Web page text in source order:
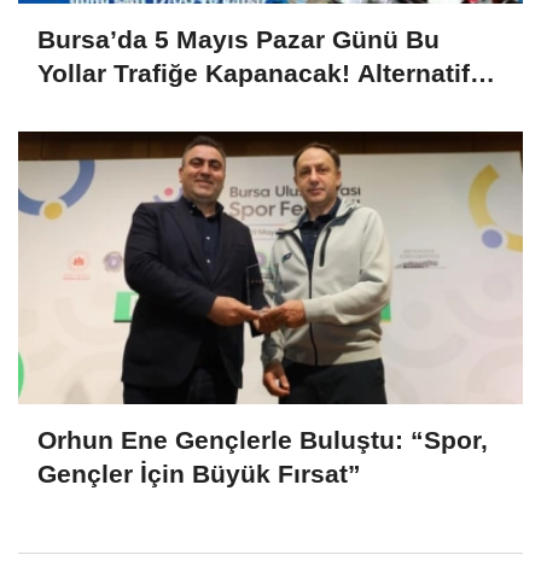
Bursa’da 5 Mayıs Pazar Günü Bu
Yollar Trafiğe Kapanacak! Alternatif
Orhun Ene Gençlerle Buluştu: “Spor,
Gençler İçin Büyük Fırsat”